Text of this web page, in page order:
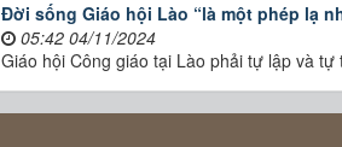
Đời sống Giáo hội Lào “là một phép lạ
05:42 04/11/2024
Giáo hội Công giáo tại Lào phải tự lập và